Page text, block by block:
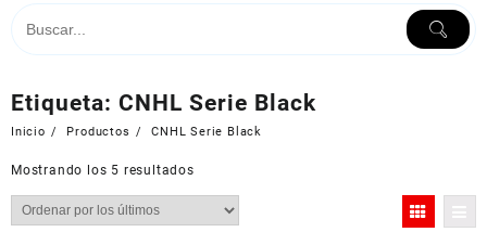
Etiqueta: CNHL Serie Black
Inicio Productos CNHL Serie Black
Mostrando los 5 resultadosOrdenado
por